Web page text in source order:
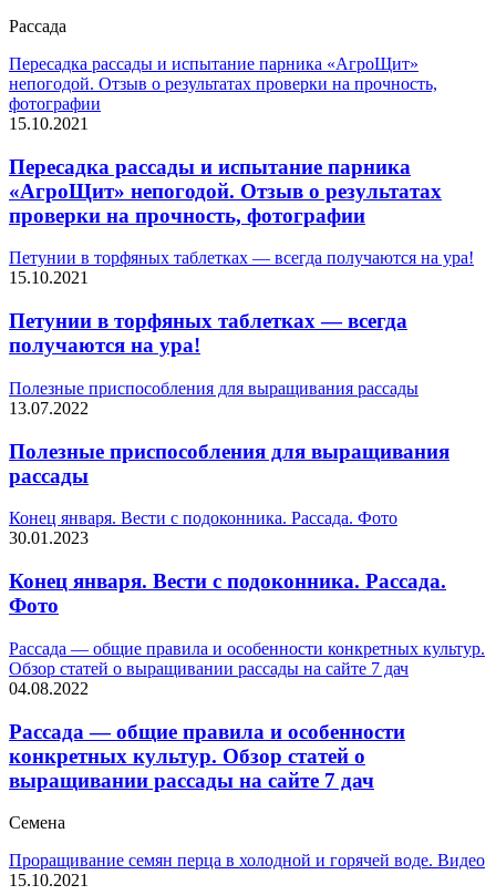
Рассада
Пересадка рассады и испытание парника «АгроЩит»
непогодой. Отзыв о результатах проверки на прочность,
фотографии
15.10.2021
Пересадка рассады и испытание парника
«АгроЩит» непогодой. Отзыв о результатах
проверки на прочность, фотографии
Петунии в торфяных таблетках — всегда получаются на ура!
15.10.2021
Петунии в торфяных таблетках — всегда
получаются на ура!
Полезные приспособления для выращивания рассады
13.07.2022
Полезные приспособления для выращивания
рассады
Конец января. Вести с подоконника. Рассада. Фото
30.01.2023
Конец января. Вести с подоконника. Рассада.
Фото
Рассада — общие правила и особенности конкретных культур.
Обзор статей о выращивании рассады на сайте 7 дач
04.08.2022
Рассада — общие правила и особенности
конкретных культур. Обзор статей о
выращивании рассады на сайте 7 дач
Семена
Проращивание семян перца в холодной и горячей воде. Видео
15.10.2021